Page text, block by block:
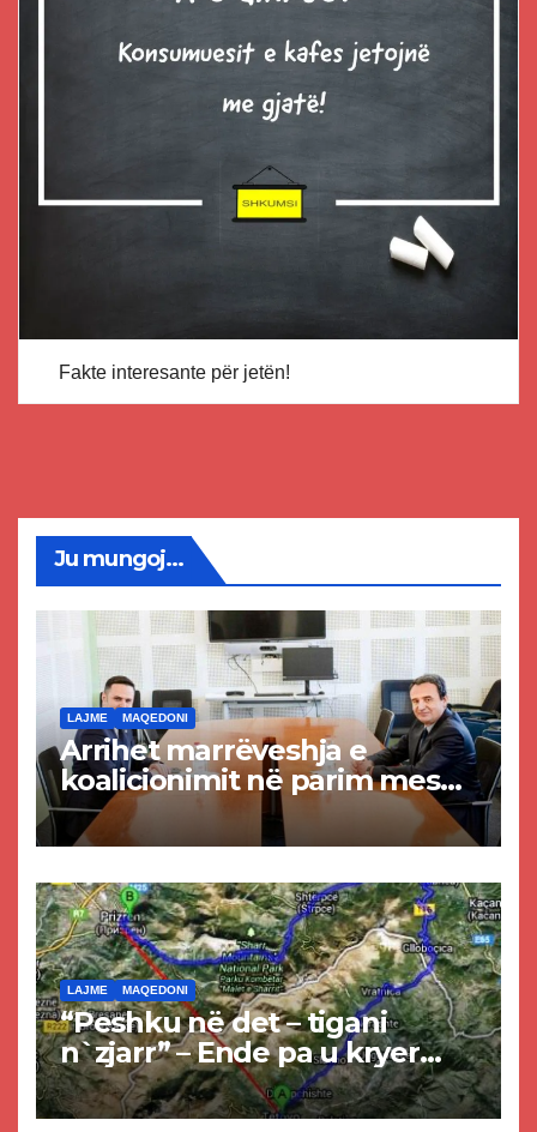
Fakte interesante për jetën!
Ju mungoj...
LAJME MAQEDONI
Arrihet marrëveshja e
koalicionimit në parim mes
Kurtit dhe Abdixhikut
LAJME MAQEDONI
“Peshku në det – tigani
n`zjarr” – Ende pa u kryer
projekti i tunelit, komuna e
Tetovës nis punimet për